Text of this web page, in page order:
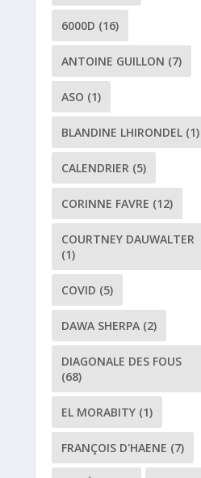
6000D (16)
ANTOINE GUILLON (7)
ASO (1)
BLANDINE LHIRONDEL(1)
CALENDRIER(5)
CORINNE FAVRE (12)
COURTNEY DAUWALTER
(1)
COVID (5)
DAWA SHERPA(2)
DIAGONALE DES FOUS
(68)
EL MORABITY(1)
FRANÇOIS D'HAENE (7)